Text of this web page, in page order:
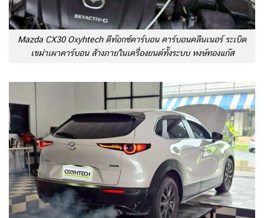
Mazda CX30 Oxyhtech ดีท๊อกซ์คาร์บอน คาร์บอนคลีนเนอร์ ระเบิด
เขม่าเผาคาร์บอน ล้างภายในเครื่องยนต์ทั้งระบบ หงษ์ทองแก๊ส